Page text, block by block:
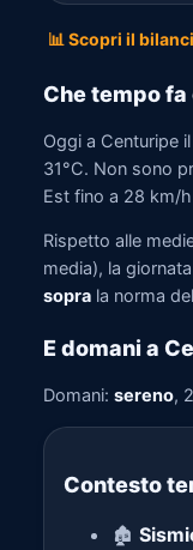
📊 Scopri il
Che tempo
Oggi a Centuripe
31°C. Non sono
Est fino a 28 km/
Rispetto alle
media), la
sopra la norma
E domani a
Domani: sereno,
Contesto
🏚️